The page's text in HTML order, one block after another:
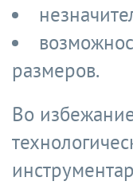
размеров.
Во